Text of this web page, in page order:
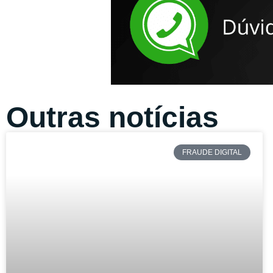
Outras notícias
FRAUDE DIGITAL